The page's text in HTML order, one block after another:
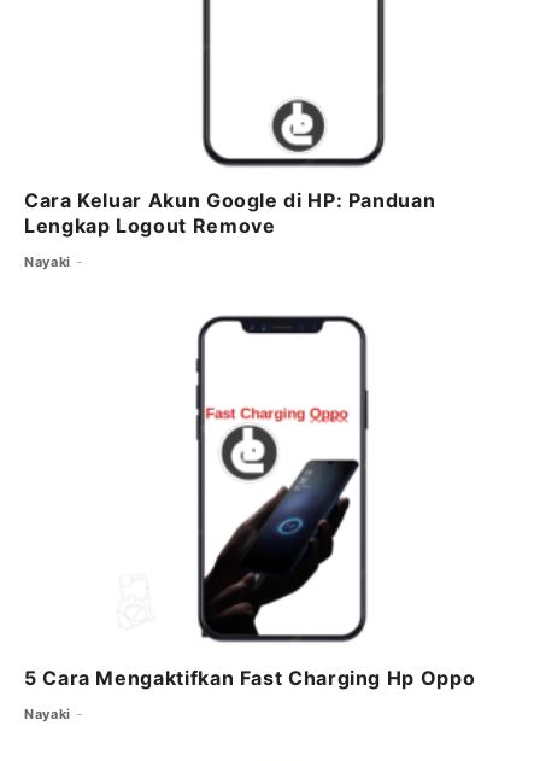
Cara Keluar Akun Google di HP: Panduan
Lengkap Logout Remove
Nayaki
5 Cara Mengaktifkan Fast Charging Hp Oppo
Nayaki